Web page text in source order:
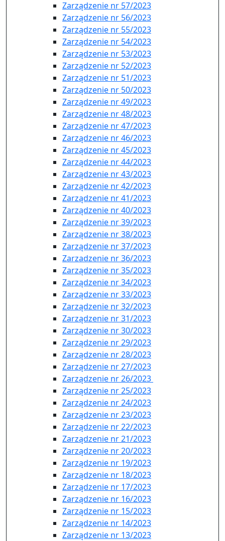
Zarządzenie nr 57/2023
Zarządzenie nr 56/2023
Zarządzenie nr 55/2023
Zarządzenie nr 54/2023
Zarządzenie nr 53/2023
Zarządzenie nr 52/2023
Zarządzenie nr 51/2023
Zarządzenie nr 50/2023
Zarządzenie nr 49/2023
Zarządzenie nr 48/2023
Zarządzenie nr 47/2023
Zarządzenie nr 46/2023
Zarządzenie nr 45/2023
Zarządzenie nr 44/2023
Zarządzenie nr 43/2023
Zarządzenie nr 42/2023
Zarządzenie nr 41/2023
Zarządzenie nr 40/2023
Zarządzenie nr 39/2023
Zarządzenie nr 38/2023
Zarządzenie nr 37/2023
Zarzadzenie nr 36/2023
Zarządzenie nr 35/2023
Zarządzenie nr 34/2023
Zarządzenie nr 33/2023
Zarządzenie nr 32/2023
Zarządzenie nr 31/2023
Zarządzenie nr 30/2023
Zarządzenie nr 29/2023
Zarządzenie nr 28/2023
Zarządzenie nr 27/2023
Zarządzenie nr 26/2023
Zarządzenie nr 25/2023
Zarządzenie nr 24/2023
Zarządzenie nr 23/2023
Zarządzenie nr 22/2023
Zarządzenie nr 21/2023
Zarządzenie nr 20/2023
Zarządzenie nr 19/2023
Zarządzenie nr 18/2023
Zarządzenie nr 17/2023
Zarządzenie nr 16/2023
Zarządzenie nr 15/2023
Zarządzenie nr 14/2023
Zarządzenie nr 13/2023